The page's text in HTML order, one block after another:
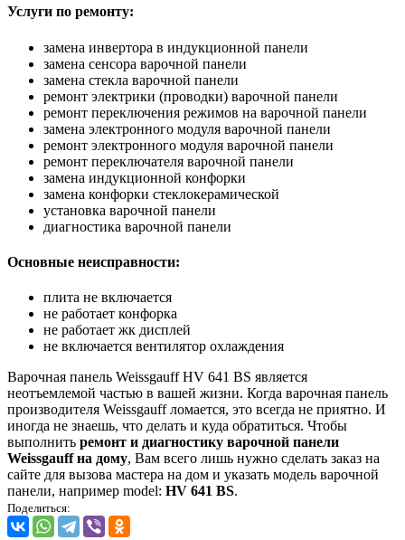
Услуги по ремонту:
замена инвертора в индукционной панели
замена сенсора варочной панели
замена стекла варочной панели
ремонт электрики (проводки) варочной панели
ремонт переключения режимов на варочной панели
замена электронного модуля варочной панели
ремонт электронного модуля варочной панели
ремонт переключателя варочной панели
замена индукционной конфорки
замена конфорки стеклокерамической
установка варочной панели
диагностика варочной панели
Основные неисправности:
плита не включается
не работает конфорка
не работает жк дисплей
не включается вентилятор охлаждения
Варочная панель Weissgauff HV 641 BS является
неотъемлемой частью в вашей жизни. Когда варочная панель
производителя Weissgauff ломается, это всегда не приятно. И
иногда не знаешь, что делать и куда обратиться. Чтобы
выполнить ремонт и диагностику варочной панели
Weissgauff на дому, Вам всего лишь нужно сделать заказ на
сайте для вызова мастера на дом и указать модель варочной
панели, например model: HV 641 BS.
Поделиться: